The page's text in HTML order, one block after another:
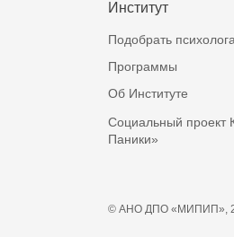
Об Институте
Подобрать психолога
Институт
Программы
Социальный проект
Паники»
© АНО ДПО «МИПИП»,